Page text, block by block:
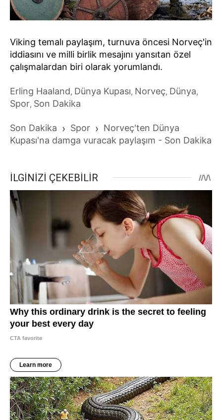
Viking temalı paylaşım, turnuva öncesi Norveç'in
iddiasını ve milli birlik mesajını yansıtan özel
çalışmalardan biri olarak yorumlandı.
Erling Haaland, Dünya Kupası, Norveç, Dünya,
Spor, Son Dakika
Son Dakika › Spor › Norveç'ten Dünya
Kupası'na damga vuracak paylaşım - Son Dakika